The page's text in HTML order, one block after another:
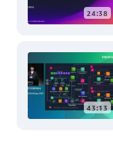
24:38
43:13